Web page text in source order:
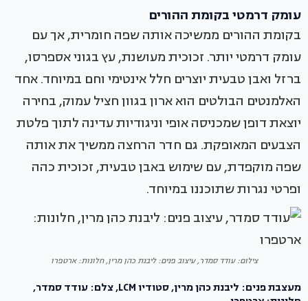
עומק דרמטי בקומת ההורים
בקומת ההורים ממשיכה אותה שפה חומרית, אך עם
עומק דרמטי יותר. זכוכית מעושנת, עץ בגוני אספרסו,
ברזל ואבן טבעית יוצרים חלל אינטימי וחם במיוחד. אחד
האלמנטים הבולטים הוא ארון בגוון חציל עמוק, בחירה
יוצאת דופן שמכניסה אופי וניגודיות עדינה לתוך פלטת
הצבעים המאופקת. גם חדר הרחצה ממשיך את אותה
שפה מוקפדת, עם שימוש באבן טבעית, זכוכית כהה
ופרטי נגרות שתוכננו במיוחד.
צילום: עודד סמדר, עיצוב פנים: ליבנת כהן מרין, חלונות: ארטפרו
מעצבת פנים: ליבנת כהן מרין, סטודיו LCM, צלם: עודד סמדר,